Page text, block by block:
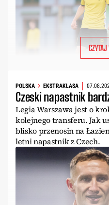
POLSKA EKSTRAKLASA
Czeski napastnik
Legia Warszawa jest o
kolejnego transferu. Jak
blisko przenosin na
letni napastnik z Czech.